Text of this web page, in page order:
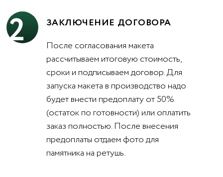
2
ЗАКЛЮЧЕНИЕ ДОГОВОРА
После согласования макета
рассчитываем итоговую стоимость,
сроки и подписываем договор. Для
запуска макета в производство надо
будет внести предоплату от 50%
(остаток по готовности) или оплатить
заказ полностью. После внесения
предоплаты отдаем фото для
памятника на ретушь.